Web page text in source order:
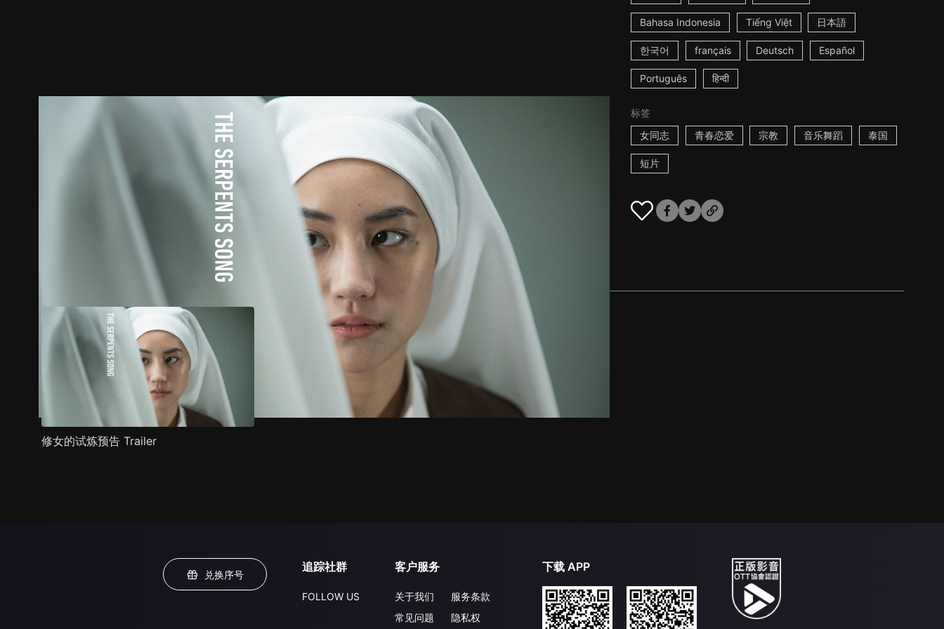
Bahasa Indonesia Tiếng Việt 日本語
한국어 français Deutsch Español
Português हिन्दी
标签
女同志
青春恋爱 宗教 音乐舞蹈 泰国
短片
推荐影片 剧情介绍
修女的试炼预告 Trailer
兑换序号
追踪社群
FOLLOW US
客户服务
关于我们
常见问题
服务条款
隐私权
下载 APP